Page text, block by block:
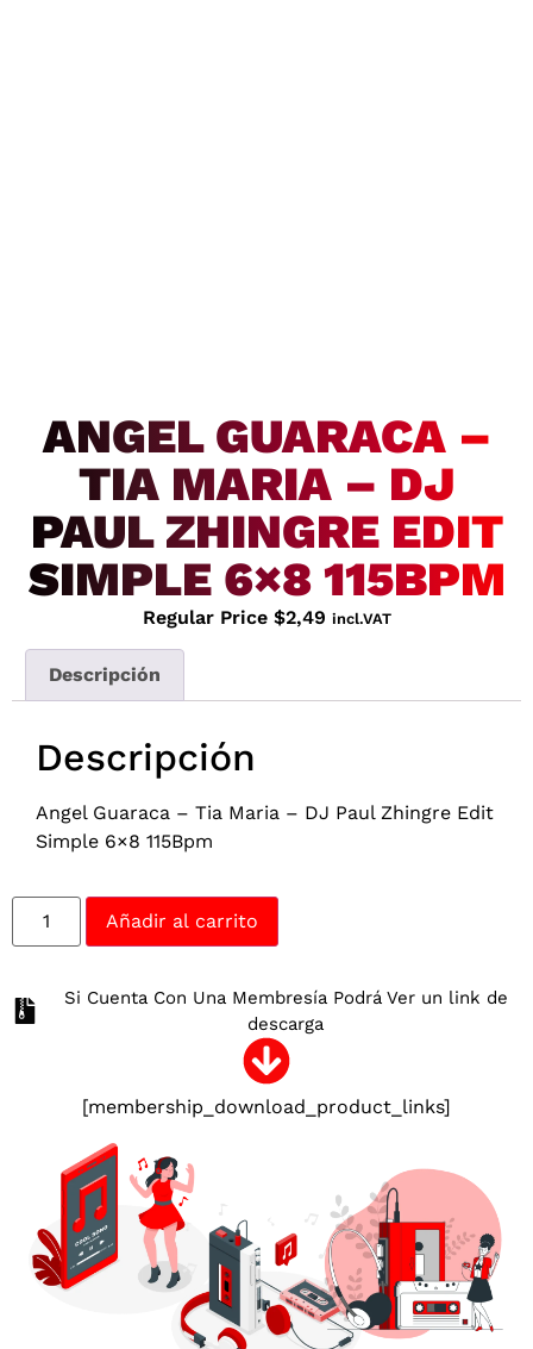
ANGEL GUARACA –
TIA MARIA – DJ
PAUL ZHINGRE EDIT
SIMPLE 6×8 115BPM
Regular Price $2,49 incl.VAT
Descripción
Descripción
Angel Guaraca – Tia Maria – DJ Paul Zhingre Edit
Simple 6×8 115Bpm
Añadir al carrito
Si Cuenta Con Una Membresía Podrá Ver un link de
descarga
[membership_download_product_links]